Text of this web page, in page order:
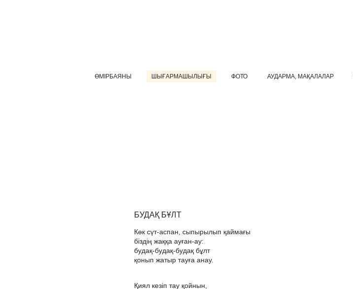
ӨМІРБАЯНЫ ШЫҒАРМАШЫЛЫҒЫ ФОТО АУДАРМА, МАҚАЛАЛАР
БУДАҚ БҰЛТ
Көк сүт-аспан, сыпырылып қаймағы
біздің жаққа ауған-ау:
будақ-будақ-будақ бұлт
қонып жатыр тауға анау.
Қиял кезіп тау қойнын,